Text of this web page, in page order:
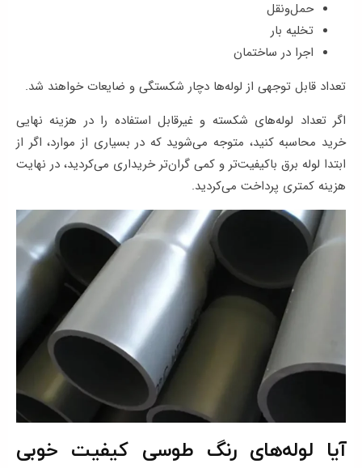
حمل‌ونقل
تخلیه بار
اجرا در ساختمان
تعداد قابل توجهی از لوله‌ها دچار شکستگی و ضایعات خواهند شد.
اگر تعداد لوله‌های شکسته و غیرقابل استفاده را در هزینه نهایی
خرید محاسبه کنید، متوجه می‌شوید که در بسیاری از موارد، اگر از
ابتدا لوله برق باکیفیت‌تر و کمی گران‌تر خریداری می‌کردید، در نهایت
هزینه کمتری پرداخت می‌کردید.
آیا لوله‌های رنگ طوسی کیفیت خوبی